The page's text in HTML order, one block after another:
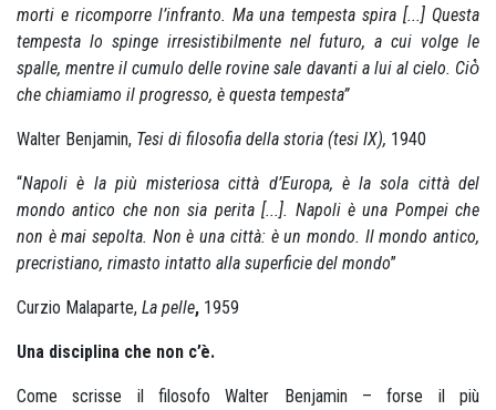
morti e ricomporre l’infranto. Ma una tempesta spira [...] Questa
tempesta lo spinge irresistibilmente nel futuro, a cui volge le
spalle, mentre il cumulo delle rovine sale davanti a lui al cielo. Ciò̀
che chiamiamo il progresso, è questa tempesta”
Walter Benjamin, Tesi di filosofia della storia (tesi IX), 1940
“Napoli è la più misteriosa città d’Europa, è la sola città del
mondo antico che non sia perita [...]. Napoli è una Pompei che
non è mai sepolta. Non è una città: è un mondo. Il mondo antico,
precristiano, rimasto intatto alla superficie del mondo”
Curzio Malaparte, La pelle, 1959
Una disciplina che non c’è.
Come scrisse il filosofo Walter Benjamin – forse il più